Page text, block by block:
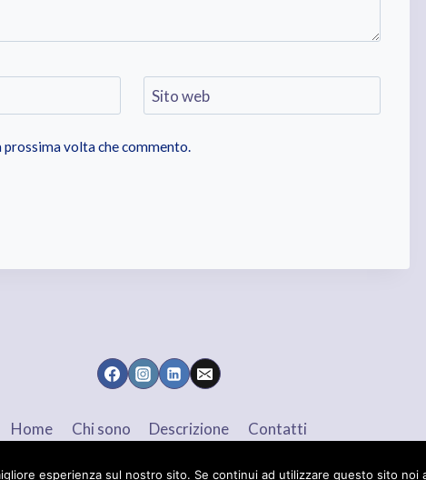
Sito web
prossima volta che commento.
Home Chi sono Descrizione Contatti
Brigida LANGELLOTTI - Tema WordPress diKadence WP
esperienza sul nostro sito. Se continui ad utilizzare questo sito noi